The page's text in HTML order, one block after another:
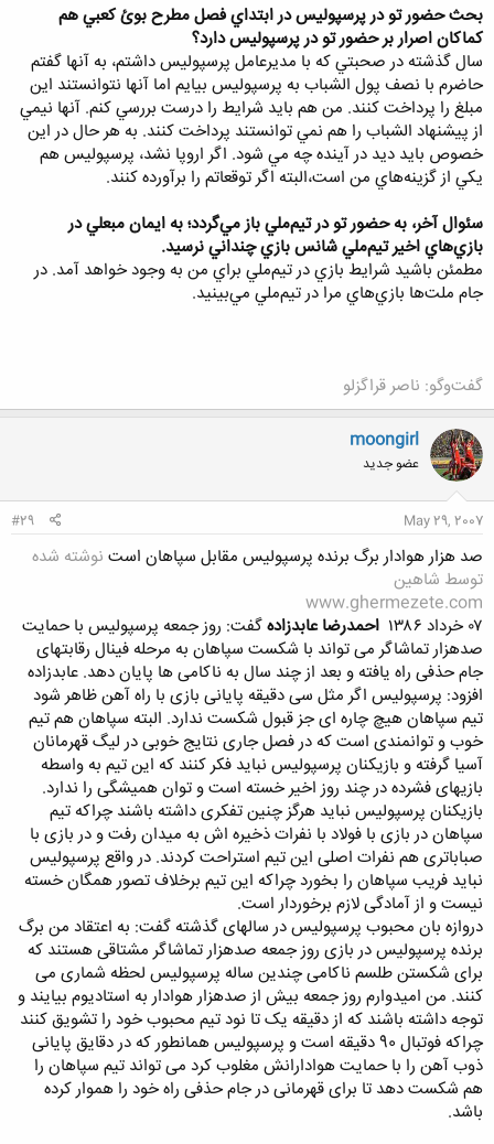
بحث حضور تو در پرسپوليس در ابتداي فصل مطرح بوئ كعبي هم
كماكان اصرار بر حضور تو در پرسپوليس دارد؟
سال گذشته در صحبتي كه با مديرعامل پرسپوليس داشتم، به آنها گفتم
حاضرم با نصف پول الشباب به پرسپوليس بيايم اما آنها نتوانستند اين
مبلغ را پرداخت کنند. من هم بايد شرايط را درست بررسي کنم. آنها نيمي
از پيشنهاد الشباب را هم نمي توانستند پرداخت کنند. به هر حال در اين
خصوص بايد ديد در آينده چه مي شود. اگر اروپا نشد، پرسپوليس هم
يكي از گزينه‌هاي من است،البته اگر توقعاتم را برآورده کنند.
سئوال آخر، به حضور تو در تيم‌ملي باز مي‌گردد؛ به ايمان مبعلي در
بازي‌هاي اخير تيم‌ملي شانس بازي چنداني نرسيد.
مطمئن باشيد شرايط بازي در تيم‌ملي براي من به وجود خواهد آمد. در
جام ملت‌ها بازي‌هاي مرا در تيم‌ملي مي‌بينيد.
گفت‌وگو: ‌ناصر قراگزلو
moongirl
عضو جدید
May 29, 2007
#29
صد هزار هوادار برگ برنده پرسپوليس مقابل سپاهان است نوشته شده
توسط شاهين
www.ghermezete.com
۰۷ خرداد ۱۳۸۶
احمدرضا عابدزادهگفت: روز جمعه پرسپولیس با حمایت
صدهزار تماشاگر می تواند با شکست سپاهان به مرحله فینال رقابتهای
جام حذفی راه یافته و بعد از چند سال به ناکامی ها پایان دهد. عابدزاده
افزود: پرسپولیس اگر مثل سی دقیقه پایانی بازی با راه آهن ظاهر شود
تیم سپاهان هیچ چاره ای جز قبول شکست ندارد. البته سپاهان هم تیم
خوب و توانمندی است که در فصل جاری نتایج خوبی در لیگ قهرمانان
آسیا گرفته و بازیکنان پرسپولیس نباید فکر کنند که این تیم به واسطه
بازیهای فشرده در چند روز اخیر خسته است و توان همیشگی را ندارد.
بازیکنان پرسپولیس نباید هرگز چنین تفکری داشته باشند چراکه تیم
سپاهان در بازی با فولاد با نفرات ذخیره اش به میدان رفت و در بازی با
صباباتری هم نفرات اصلی این تیم استراحت کردند. در واقع پرسپولیس
نباید فریب سپاهان را بخورد چراکه این تیم برخلاف تصور همگان خسته
نیست و از آمادگی لازم برخوردار است.
دروازه بان محبوب پرسپولیس در سالهای گذشته گفت: به اعتقاد من برگ
برنده پرسپولیس در بازی روز جمعه صدهزار تماشاگر مشتاقی هستند که
برای شکستن طلسم ناکامی چندین ساله پرسپولیس لحظه شماری می
کنند. من امیدوارم روز جمعه بیش از صدهزار هوادار به استادیوم بیایند و
توجه داشته باشند که از دقیقه یک تا نود تیم محبوب خود را تشویق کنند
چراکه فوتبال 90 دقیقه است و پرسپولیس همانطور که در دقایق پایانی
ذوب آهن را با حمایت هوادارانش مغلوب کرد می تواند تیم سپاهان را
هم شکست دهد تا برای قهرمانی در جام حذفی راه خود را هموار کرده
باشد.